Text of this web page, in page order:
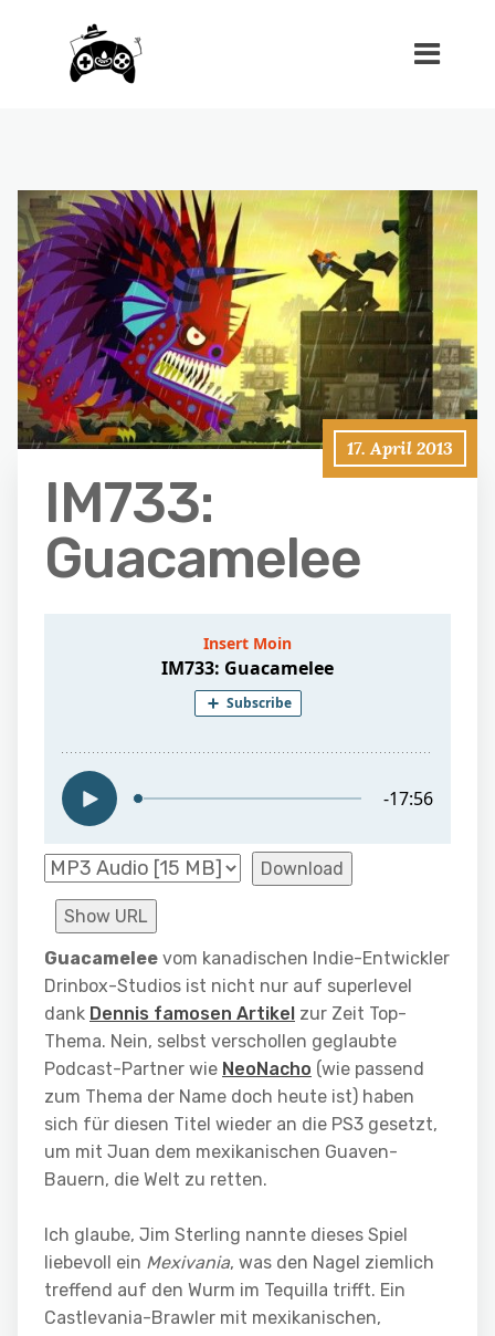
17. April 2013
IM733:
Guacamelee
Download
Show URL
Guacamelee vom kanadischen Indie-Entwickler
Drinbox-Studios ist nicht nur auf superlevel
dank Dennis famosen Artikel zur Zeit Top-
Thema. Nein, selbst verschollen geglaubte
Podcast-Partner wie NeoNacho (wie passend
zum Thema der Name doch heute ist) haben
sich für diesen Titel wieder an die PS3 gesetzt,
um mit Juan dem mexikanischen Guaven-
Bauern, die Welt zu retten.
Ich glaube, Jim Sterling nannte dieses Spiel
liebevoll ein Mexivania, was den Nagel ziemlich
treffend auf den Wurm im Tequilla trifft. Ein
Castlevania-Brawler mit mexikanischen,